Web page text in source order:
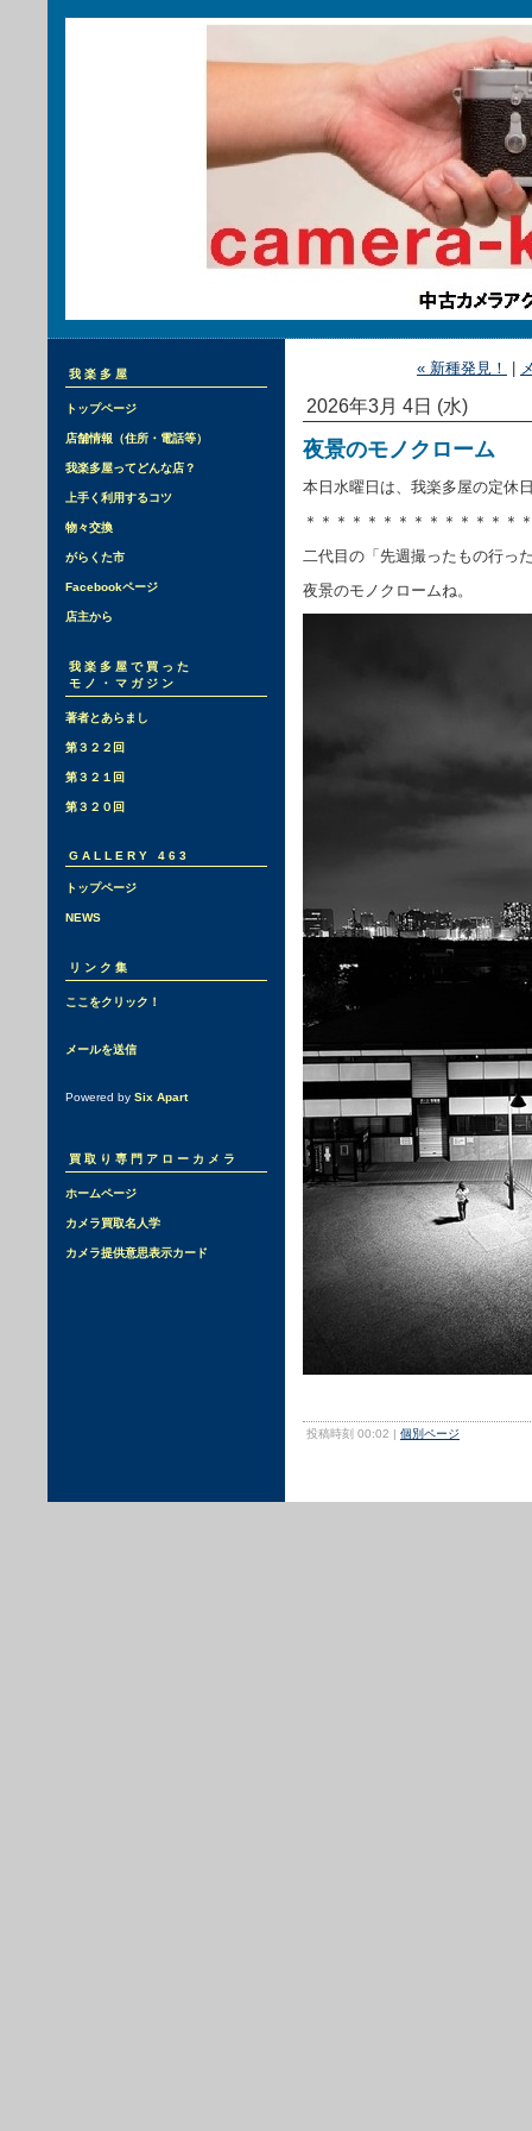
我楽多屋
トップページ
店舗情報（住所・電話等）
我楽多屋ってどんな店？
上手く利用するコツ
物々交換
がらくた市
Facebookページ
店主から
我楽多屋で買った
モノ・マガジン
著者とあらまし
第３２２回
第３２１回
第３２０回
GALLERY 463
トップページ
NEWS
リンク集
ここをクリック！
メールを送信
Powered by Six Apart
買取り専門アローカメラ
ホームページ
カメラ買取名人学
カメラ提供意思表示カード
« 新種発見！
2026年3月 4日 (水)
夜景のモノクローム
本日水曜日は、我楽多屋の定休
＊＊＊＊＊＊＊＊＊＊＊＊＊＊
二代目の「先週撮ったもの行っ
夜景のモノクロームね。
投稿時刻 00:02 | 個別ページ